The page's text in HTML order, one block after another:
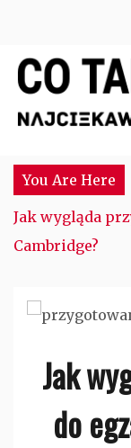
content
CTM
You Are Here
Jak wygląda
Cambridge?
Jak
do